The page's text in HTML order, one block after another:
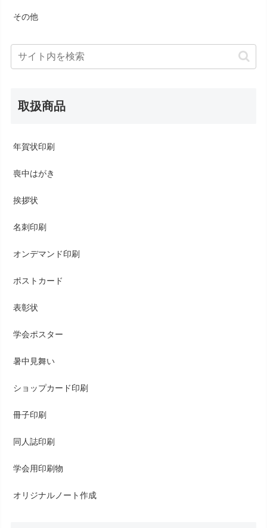
その他
取扱商品
年賀状印刷
喪中はがき
挨拶状
名刺印刷
オンデマンド印刷
ポストカード
表彰状
学会ポスター
暑中見舞い
ショップカード印刷
冊子印刷
同人誌印刷
学会用印刷物
オリジナルノート作成